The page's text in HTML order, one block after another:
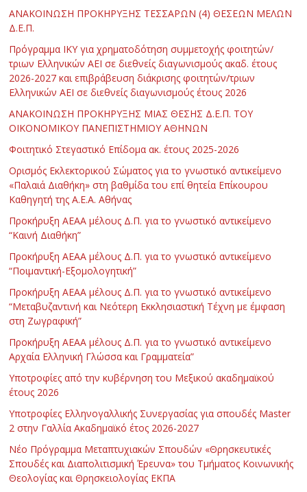
ΑΝΑΚΟΙΝΩΣΗ ΠΡΟΚΗΡΥΞΗΣ ΤΕΣΣΑΡΩΝ (4) ΘΕΣΕΩΝ ΜΕΛΩΝ
Δ.Ε.Π.
Πρόγραμμα ΙΚΥ για χρηματοδότηση συμμετοχής φοιτητών/
τριων Ελληνικών ΑΕΙ σε διεθνείς διαγωνισμούς ακαδ. έτους
2026-2027 και επιβράβευση διάκρισης φοιτητών/τριων
Ελληνικών ΑΕΙ σε διεθνείς διαγωνισμούς έτους 2026
ΑΝΑΚΟΙΝΩΣΗ ΠΡΟΚΗΡΥΞΗΣ ΜΙΑΣ ΘΕΣΗΣ Δ.Ε.Π. ΤΟΥ
ΟΙΚΟΝΟΜΙΚΟΥ ΠΑΝΕΠΙΣΤΗΜΙΟΥ ΑΘΗΝΩΝ
Φοιτητικό Στεγαστικό Επίδομα ακ. έτους 2025-2026
Ορισμός Εκλεκτορικού Σώματος για το γνωστικό αντικείμενο
«Παλαιά Διαθήκη» στη βαθμίδα του επί θητεία Επίκουρου
Καθηγητή της Α.Ε.Α. Αθήνας
Προκήρυξη ΑΕΑΑ μέλους Δ.Π. για το γνωστικό αντικείμενο
“Καινή Διαθήκη”
Προκήρυξη ΑΕΑΑ μέλους Δ.Π. για το γνωστικό αντικείμενο
“Ποιμαντική-Εξομολογητική”
Προκήρυξη ΑΕΑΑ μέλους Δ.Π. για το γνωστικό αντικείμενο
“Μεταβυζαντινή και Νεότερη Εκκλησιαστική Τέχνη με έμφαση
στη Ζωγραφική”
Προκήρυξη ΑΕΑΑ μέλους Δ.Π. για το γνωστικό αντικείμενο
Αρχαία Ελληνική Γλώσσα και Γραμματεία”
Υποτροφίες από την κυβέρνηση του Μεξικού ακαδημαϊκού
έτους 2026
Υποτροφίες Ελληνογαλλικής Συνεργασίας για σπουδές Master
2 στην Γαλλία Ακαδημαϊκό έτος 2026-2027
Νέο Πρόγραμμα Μεταπτυχιακών Σπουδών «Θρησκευτικές
Σπουδές και Διαπολιτισμική Έρευνα» του Τμήματος Κοινωνικής
Θεολογίας και Θρησκειολογίας ΕΚΠΑ